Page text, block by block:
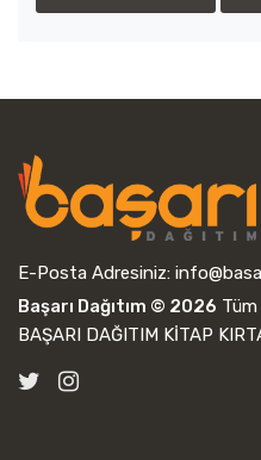
E-Posta Adresiniz:
Başarı Dağıtım © 2026 Tüm
BAŞARI DAĞITIM KİTAP